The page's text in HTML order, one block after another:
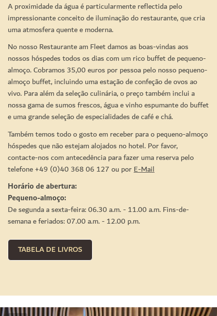
A proximidade da água é particularmente reflectida pelo
impressionante conceito de iluminação do restaurante, que cria
uma atmosfera quente e moderna.
No nosso Restaurante am Fleet damos as boas-vindas aos
nossos hóspedes todos os dias com um rico buffet de pequeno-
almoço. Cobramos 35,00 euros por pessoa pelo nosso pequeno-
almoço buffet, incluindo uma estação de confeção de ovos ao
vivo. Para além da seleção culinária, o preço também inclui a
nossa gama de sumos frescos, água e vinho espumante do buffet
e uma grande seleção de especialidades de café e chá.
Também temos todo o gosto em receber para o pequeno-almoço
hóspedes que não estejam alojados no hotel. Por favor,
contacte-nos com antecedência para fazer uma reserva pelo
telefone +49 (0)40 368 06 127 ou porE-Mail
Horário de abertura:
Pequeno-almoço:
De segunda a sexta-feira: 06.30 a.m. - 11.00 a.m. Fins-de-
semana e feriados: 07.00 a.m. - 12.00 p.m.
TABELA DE LIVROS